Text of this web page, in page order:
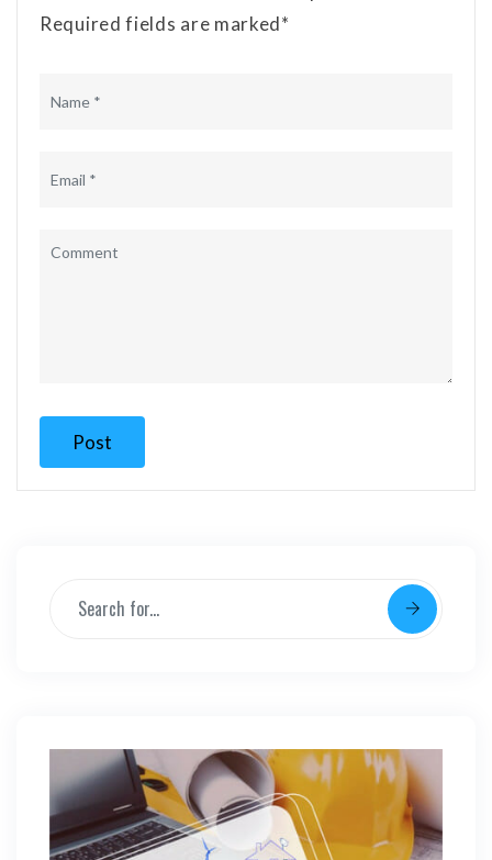
Required fields are marked*